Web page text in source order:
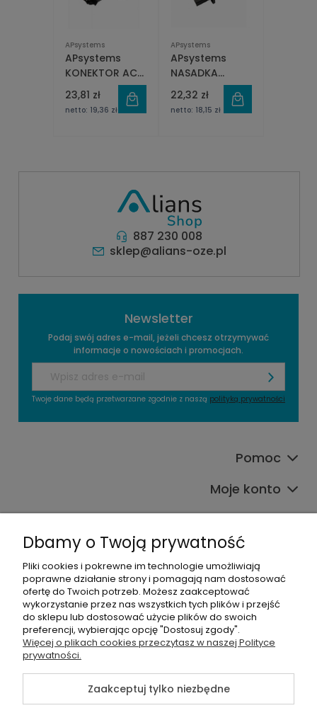
APsystems
APsystems
KONEKTOR AC
ŻEŃSKI -
INSTALACJA 1
23,81 zł
netto: 19,36 zł
APsystems
APsystems
NASADKA
ZŁĄCZA AC BUS
T-CONN
22,32 zł
netto: 18,15 zł
887 230 008
sklep@alians-oze.pl
Newsletter
Podaj swój adres e-mail, jeżeli chcesz otrzymywać
informacje o nowościach i promocjach.
Twoje dane będą przetwarzane zgodnie z naszą polityką prywatności
Pomoc
Moje konto
O nas
Kategorie produktowe
©2026 Wszelkie Prawa Zastrzeżone |Alians-shop
Szablon Master byEcommercy
Dbamy o Twoją prywatność
Pliki cookies i pokrewne im technologie umożliwiają
poprawne działanie strony i pomagają nam dostosować
ofertę do Twoich potrzeb. Możesz zaakceptować
wykorzystanie przez nas wszystkich tych plików i przejść
do sklepu lub dostosować użycie plików do swoich
preferencji, wybierając opcję "Dostosuj zgody".
Więcej o plikach cookies przeczytasz w naszej Polityce
prywatności.
Zaakceptuj tylko niezbędne